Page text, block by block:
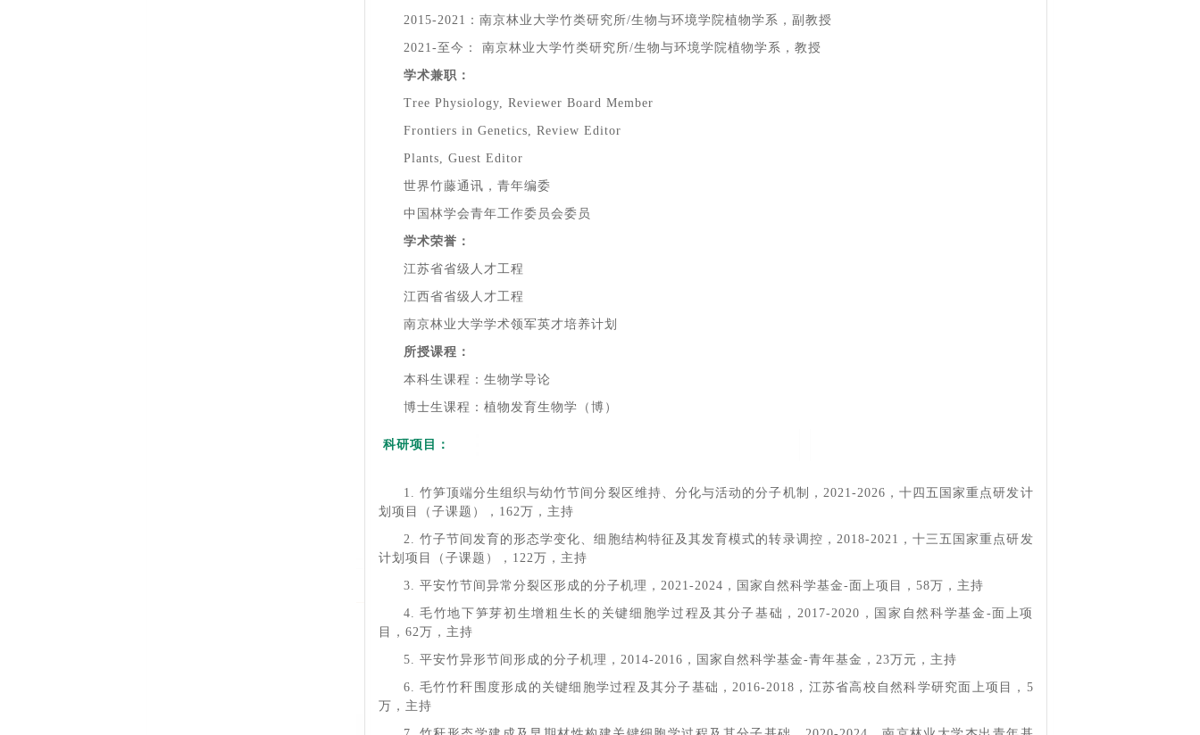
2015-2021：南京林业大学竹类研究所/生物与环境学院植物学系 ，副教授
2021-至今： 南京林业大学竹类研究所/生物与环境学院植物学系 ，教授
学术兼职：
Tree Physiology, Reviewer Board Member
Frontiers in Genetics, Review Editor
Plants, Guest Editor
世界竹藤通讯，青年编委
中国林学会青年工作委员会委员
学术荣誉：
江苏省省级人才工程
江西省省级人才工程
南京林业大学学术领军英才培养计划
所授课程：
本科生课程：生物学导论
博士生课程：植物发育生物学（博）
科研项目：
1. 竹笋顶端分生组织与幼竹节间分裂区维持、分化与活动的分子机制，2021-2026，十四五国家重点研发计
划项目（子课题），162万，主持
2. 竹子节间发育的形态学变化、细胞结构特征及其发育模式的转录调控，2018-2021，十三五国家重点研发
计划项目（子课题），122万，主持
3. 平安竹节间异常分裂区形成的分子机理，2021-2024，国家自然科学基金-面上项目，58万，主持
4. 毛竹地下笋芽初生增粗生长的关键细胞学过程及其分子基础，2017-2020，国家自然科学基金-面上项
目，62万，主持
5. 平安竹异形节间形成的分子机理，2014-2016，国家自然科学基金-青年基金，23万元，主持
6. 毛竹竹秆围度形成的关键细胞学过程及其分子基础，2016-2018，江苏省高校自然科学研究面上项目，5
万，主持